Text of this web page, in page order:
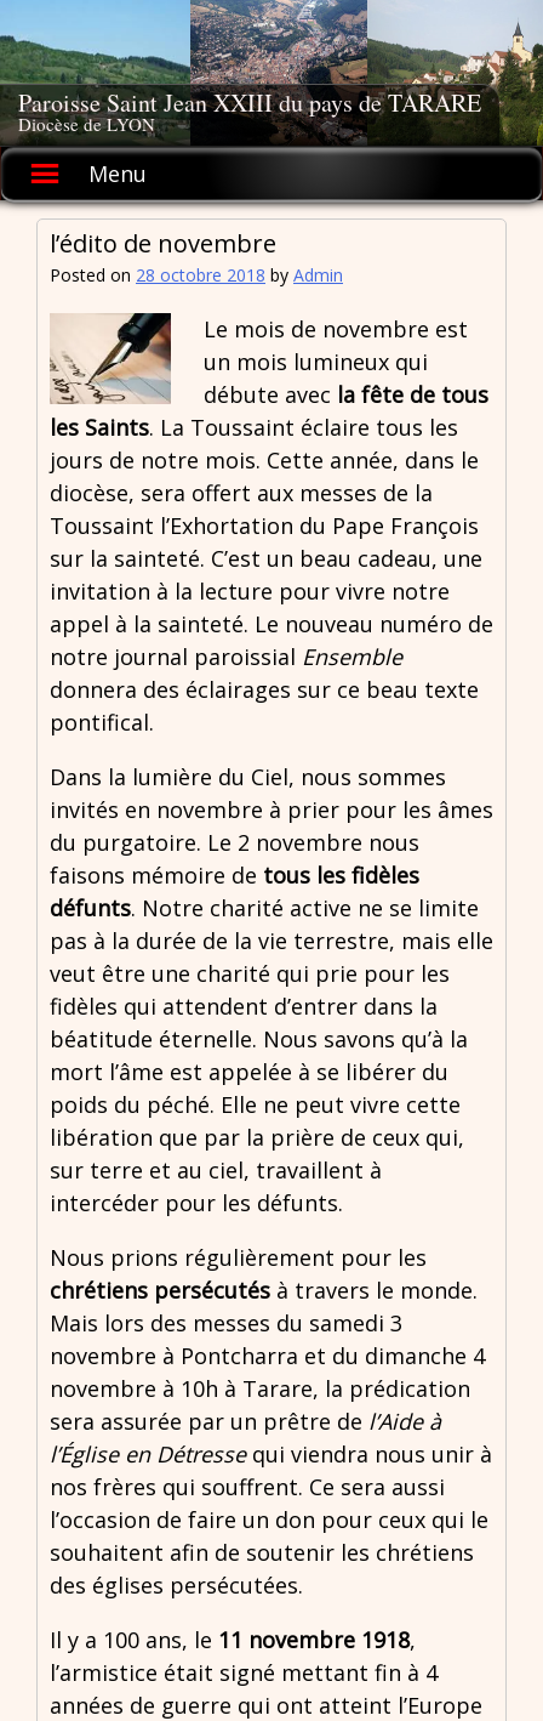
to
content
Paroisse Saint Jean XXIII du pays de TARARE
Diocèse de LYON
Menu
l’édito de novembre
Posted on 28 octobre 2018 by Admin
Le mois de novembre est
un mois lumineux qui
débute avec la fête de tous
les Saints. La Toussaint éclaire tous les
jours de notre mois. Cette année, dans le
diocèse, sera offert aux messes de la
Toussaint l’Exhortation du Pape François
sur la sainteté. C’est un beau cadeau, une
invitation à la lecture pour vivre notre
appel à la sainteté. Le nouveau numéro de
notre journal paroissial Ensemble
donnera des éclairages sur ce beau texte
pontifical.
Dans la lumière du Ciel, nous sommes
invités en novembre à prier pour les âmes
du purgatoire. Le 2 novembre nous
faisons mémoire de tous les fidèles
défunts. Notre charité active ne se limite
pas à la durée de la vie terrestre, mais elle
veut être une charité qui prie pour les
fidèles qui attendent d’entrer dans la
béatitude éternelle. Nous savons qu’à la
mort l’âme est appelée à se libérer du
poids du péché. Elle ne peut vivre cette
libération que par la prière de ceux qui,
sur terre et au ciel, travaillent à
intercéder pour les défunts.
Nous prions régulièrement pour les
chrétiens persécutés à travers le monde.
Mais lors des messes du samedi 3
novembre à Pontcharra et du dimanche 4
novembre à 10h à Tarare, la prédication
sera assurée par un prêtre de l’Aide à
l’Église en Détressequi viendra nous unir à
nos frères qui souffrent. Ce sera aussi
l’occasion de faire un don pour ceux qui le
souhaitent afin de soutenir les chrétiens
des églises persécutées.
Il y a 100 ans, le 11 novembre 1918,
l’armistice était signé mettant fin à 4
années de guerre qui ont atteint l’Europe